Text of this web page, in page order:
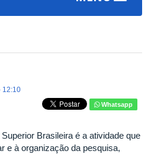
12:10
Whatsapp
Brasileira é a atividade que
e à organização da pesquisa,